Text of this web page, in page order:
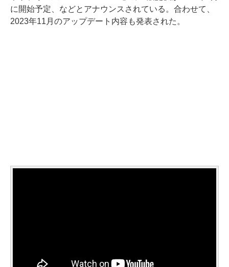
に開始予定、などとアナウンスされている。合わせて、
2023年11月のアップデート内容も発表された。